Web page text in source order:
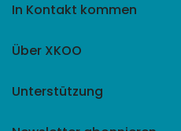
In Kontakt kommen
Über XKOO
Unterstützung